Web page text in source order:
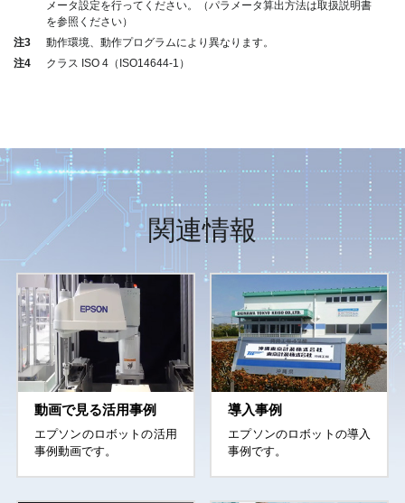
メータ設定を行ってください。（パラメータ算出方法は取扱説明書
を参照ください）
注3
動作環境、動作プログラムにより異なります。
注4
クラス ISO 4（ISO14644-1）
アーム長 第1+第2関節 500 mm 600
可搬質量（負荷）
2 kg
最大 6 kg
第1+第2関節 ±0.02
第3関節 ±0.01
±0.01
標準サイクルタイム 0.396 sec 0.404
最大動作速度
6150 mm/sec 6800
第3関節 1100
第4関節 2000
ーメント 注2
最大 0.12 kg
仕様 LA 3 kg A 40
いて
40：400
mm
仕様 LA 6 kg
50
60
70
表記につ
50：500
mm
60：600
mm
関連情報
動画で見る活用事例
エプソンのロボットの活用
事例動画です。
導入事例
エプソンのロボットの導入
事例です。